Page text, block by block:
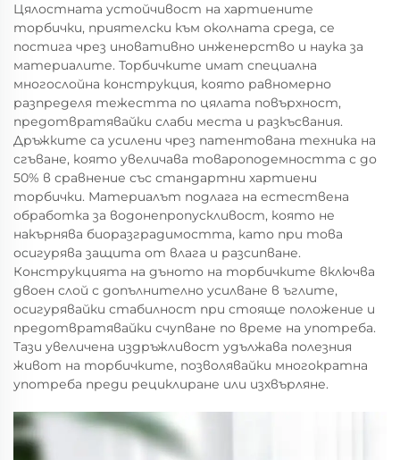
Цялостната устойчивост на хартиените
торбички, приятелски към околната среда, се
постига чрез иновативно инженерство и наука за
материалите. Торбичките имат специална
многослойна конструкция, която равномерно
разпределя тежестта по цялата повърхност,
предотвратявайки слаби места и разкъсвания.
Дръжките са усилени чрез патентована техника на
сгъване, която увеличава товароподемността с до
50% в сравнение със стандартни хартиени
торбички. Материалът подлага на естествена
обработка за водонепропускливост, която не
накърнява биоразградимостта, като при това
осигурява защита от влага и разсипване.
Конструкцията на дъното на торбичките включва
двоен слой с допълнително усилване в ъглите,
осигурявайки стабилност при стояще положение и
предотвратявайки счупване по време на употреба.
Тази увеличена издръжливост удължава полезния
живот на торбичките, позволявайки многократна
употреба преди рециклиране или изхвърляне.